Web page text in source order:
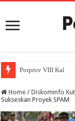
Porprov VIII Kaltim
Home / Diskominfo
Sukseskan Proyek SPAM